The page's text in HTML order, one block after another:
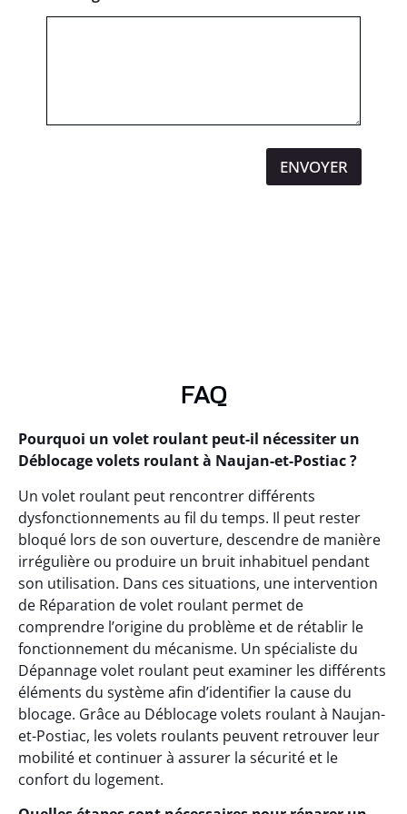
ENVOYER
FAQ
Pourquoi un volet roulant peut-il nécessiter un
Déblocage volets roulant à Naujan-et-Postiac ?
Un volet roulant peut rencontrer différents
dysfonctionnements au fil du temps. Il peut rester
bloqué lors de son ouverture, descendre de manière
irrégulière ou produire un bruit inhabituel pendant
son utilisation. Dans ces situations, une intervention
de Réparation de volet roulant permet de
comprendre l’origine du problème et de rétablir le
fonctionnement du mécanisme. Un spécialiste du
Dépannage volet roulant peut examiner les différents
éléments du système afin d’identifier la cause du
blocage. Grâce au Déblocage volets roulant à Naujan-
et-Postiac, les volets roulants peuvent retrouver leur
mobilité et continuer à assurer la sécurité et le
confort du logement.